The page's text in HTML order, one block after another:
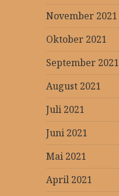
November 2021
Oktober 2021
September 2021
August 2021
Juli 2021
Juni 2021
Mai 2021
April 2021